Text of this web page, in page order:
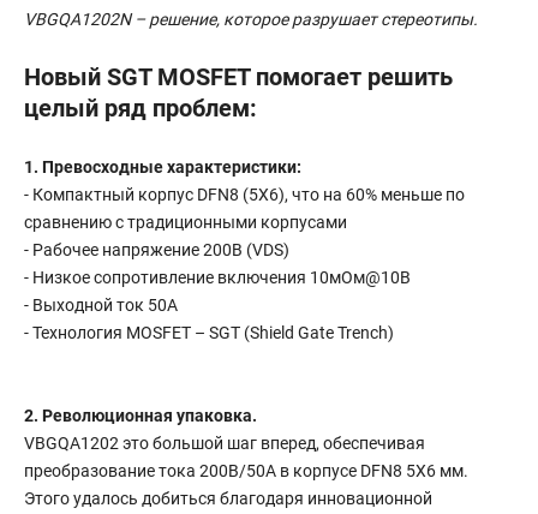
VBGQA1202N – решение, которое разрушает стереотипы.
Новый SGT MOSFET помогает решить
целый ряд проблем:
1. Превосходные характеристики:
- Компактный корпус DFN8 (5X6), что на 60% меньше по
сравнению с традиционными корпусами
- Рабочее напряжение 200В (VDS)
- Низкое сопротивление включения 10мОм@10В
- Выходной ток 50А
- Технология MOSFET – SGT (Shield Gate Trench)
2. Революционная упаковка.
VBGQA1202 это большой шаг вперед, обеспечивая
преобразование тока 200В/50А в корпусе DFN8 5X6 мм.
Этого удалось добиться благодаря инновационной